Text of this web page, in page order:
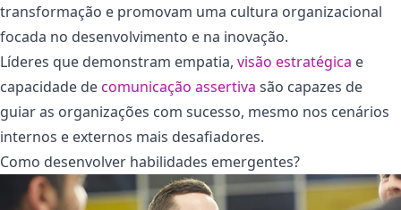
transformação e promovam uma cultura organizacional
focada no desenvolvimento e na inovação.
Líderes que demonstram empatia, visão estratégica e
capacidade decomunicação assertiva são capazes de
guiar as organizações com sucesso, mesmo nos cenários
internos e externos mais desafiadores.
Como desenvolver habilidades emergentes?